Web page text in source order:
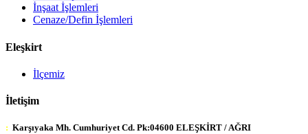
İnşaat İşlemleri
Cenaze/Defin İşlemleri
Eleşkirt
İlçemiz
İletişim
: Karşıyaka Mh. Cumhuriyet Cd. Pk:04600 ELEŞKİRT / AĞRI